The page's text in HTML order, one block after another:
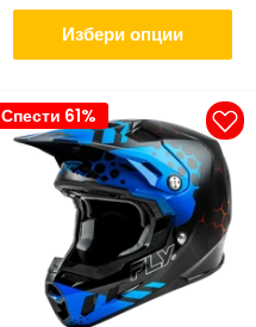
Избери опции
Спести 61%